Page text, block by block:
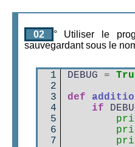
02
° Utiliser le
sauvegardant sous le
1
2
3
4
5
6
7
DEBUG =
def
if